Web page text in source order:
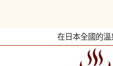
在日本全國的溫